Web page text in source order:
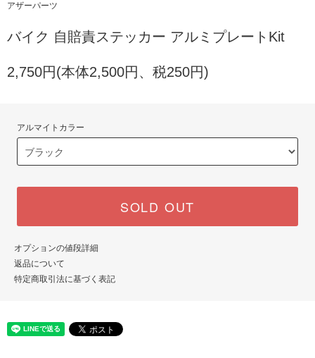
アザーパーツ
バイク 自賠責ステッカー アルミプレートKit
2,750円(本体2,500円、税250円)
アルマイトカラー
SOLD OUT
オプションの値段詳細
返品について
特定商取引法に基づく表記